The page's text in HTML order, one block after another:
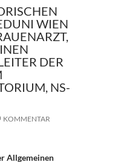
WIEN
DER
NS-
KOMMENTAR
Allgemeinen